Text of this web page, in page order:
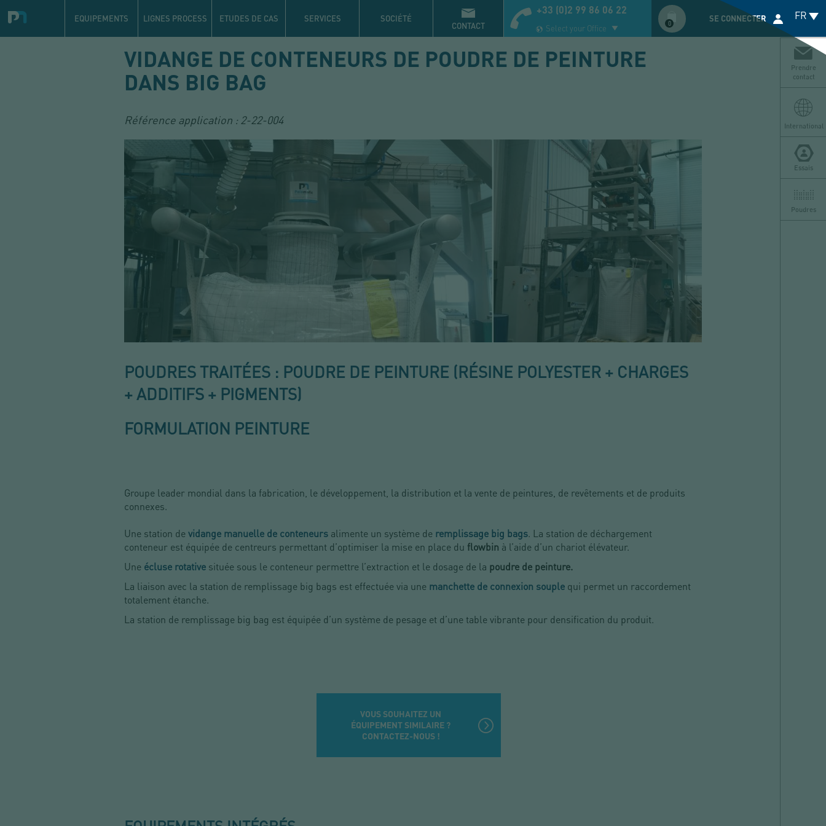
FR
principale
EQUIPEMENTS LIGNES PROCESS ETUDES DE CAS SERVICES SOCIÉTÉ
CONTACT
+33 (0)2 99 86 06 22
Select your Office 0
Compte
utilisateur
SE CONNECTER
Prendre
contact
International
Essais
Poudres
VIDANGE DE CONTENEURS DE POUDRE DE PEINTURE
DANS BIG BAG
Référence application : 2-22-004
POUDRES TRAITÉES : POUDRE DE PEINTURE (RÉSINE POLYESTER + CHARGES
+ ADDITIFS + PIGMENTS)
FORMULATION PEINTURE
Groupe leader mondial dans la fabrication, le développement, la distribution et la vente de peintures, de revêtements et de produits
connexes.
Une station devidange manuelle de conteneurs alimente un système de remplissage big bags. La station de déchargement
conteneur est équipée de centreurs permettant d’optimiser la mise en place du flowbin à l’aide d’un chariot élévateur.
Une écluse rotative située sous le conteneur permettre l’extraction et le dosage de la poudre de peinture.
La liaison avec la station de remplissage big bags est effectuée via une manchette de connexion souple qui permet un raccordement
totalement étanche.
La station de remplissage big bag est équipée d’un système de pesage et d’une table vibrante pour densification du produit.
VOUS SOUHAITEZ UN
ÉQUIPEMENT SIMILAIRE ?
CONTACTEZ-NOUS !